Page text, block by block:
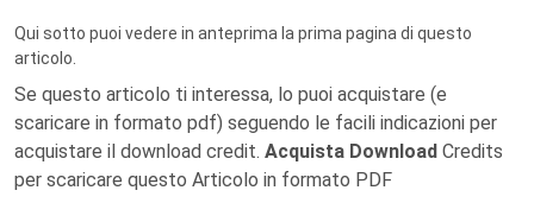
Qui sotto puoi vedere in anteprima la prima pagina di questo
articolo.
Se questo articolo ti interessa, lo puoi acquistare (e
scaricare in formato pdf) seguendo le facili indicazioni per
acquistare il download credit. Acquista Download Credits
per scaricare questo Articolo in formato PDF